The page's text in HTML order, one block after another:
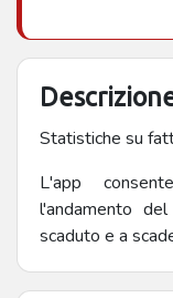
Statistiche su
L'app
l'andamento
scaduto e a